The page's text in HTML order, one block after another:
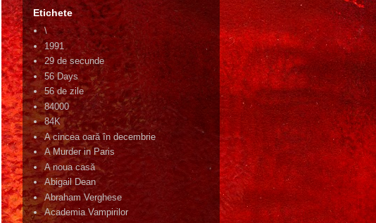
Etichete
\
1991
29 de secunde
56 Days
56 de zile
84000
84K
A cincea oară în decembrie
A Murder in Paris
A noua casă
Abigail Dean
Abraham Verghese
Academia Vampirilor